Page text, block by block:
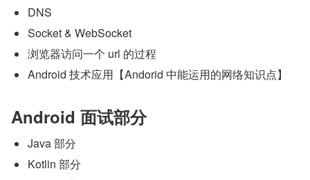
DNS
Socket & WebSocket
浏览器访问一个 url 的过程
Android 技术应用【Andorid 中能运用的网络知识点】
Android 面试部分
Java 部分
Kotlin 部分